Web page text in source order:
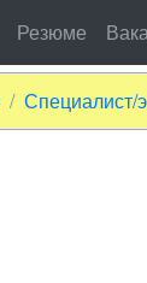
Резюме
Специалист/